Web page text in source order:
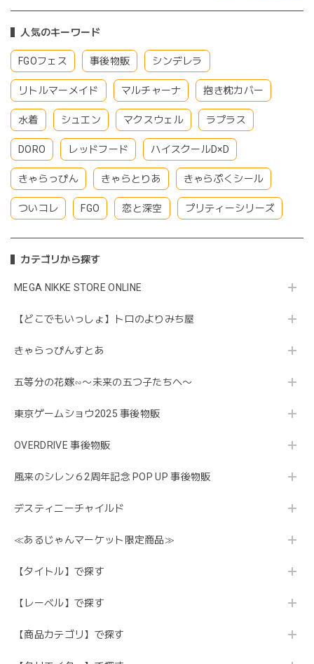
人気のキーワード
FGOフェス 事後物販 シンデレラ
リトルマーメイド マルチャーナ 抱き枕カバー
水着 シュエン マクスウェル ラプラス
DORO レッドフード ハイスクールD×D
きゃらっぴん きゃらとりあ きゃらぷくシール
ついコレ FGO 恋と深空 プリティーシリーズ
カテゴリから探す
MEGA NIKKE STORE ONLINE
【どこでもいっしょ】トロのよりみち屋
きゃらっぴんすとあ
五等分の花嫁∽〜未来の五つ子たちへ〜
東京ゲームショウ2025 事後物販
OVERDRIVE 事後物販
風来のシレン６2周年記念 POP UP 事後物販
デスティニーチャイルド
≪あるじゃんマーケット限定商品≫
【タイトル】で探す
【レーベル】で探す
【商品カテゴリ】で探す